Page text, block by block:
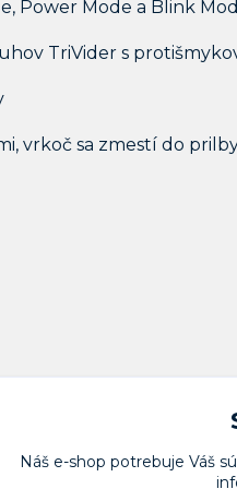
Power Mode a Blink
TriVider s
vrkoč sa zmestí do
Náš e-shop potrebuje Váš